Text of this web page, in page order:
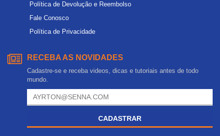
Política de Devolução e Reembolso
Fale Conosco
Política de Privacidade
RECEBA AS NOVIDADES
Cadastre-se e receba videos, dicas e tutoriais antes de todo
mundo.
CADASTRAR